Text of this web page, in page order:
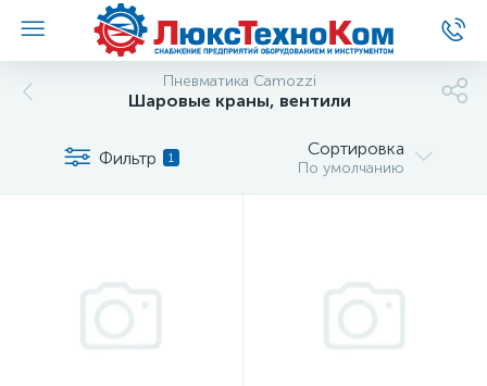
Пневматика Camozzi
Шаровые краны, вентили
Фильтр 1 Сортировка
По умолчанию